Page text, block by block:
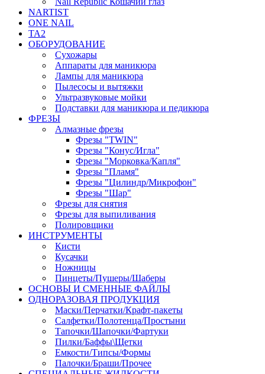
NARTIST
ONE NAIL
TA2
ОБОРУДОВАНИЕ
Сухожары
Аппараты для маникюра
Лампы для маникюра
Пылесосы и вытяжки
Ультразвуковые мойки
Подставки для маникюра и педикюра
ФРЕЗЫ
Алмазные фрезы
Фрезы "TWIN"
Фрезы "Конус/Игла"
Фрезы "Морковка/Капля"
Фрезы "Пламя"
Фрезы "Цилиндр/Микрофон"
Фрезы "Шар"
Фрезы для снятия
Фрезы для выпиливания
Полировщики
ИНСТРУМЕНТЫ
Кисти
Кусачки
Ножницы
Пинцеты/Пушеры/Шаберы
ОСНОВЫ И СМЕННЫЕ ФАЙЛЫ
ОДНОРАЗОВАЯ ПРОДУКЦИЯ
Маски/Перчатки/Крафт-пакеты
Салфетки/Полотенца/Простыни
Тапочки/Шапочки/Фартуки
Пилки/Баффы\Щетки
Емкости/Типсы/Формы
Палочки/Браши/Прочее